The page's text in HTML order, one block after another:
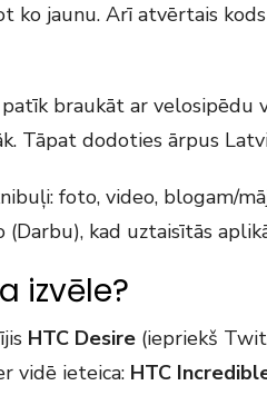
ko jaunu. Arī atvērtais
braukāt ar velosipēdu
Tāpat dodoties ārpus
foto, video, blogam/
kad uztaisītās
izvēle?
HTC Desire (iepriekš
vidē ieteica: HTC